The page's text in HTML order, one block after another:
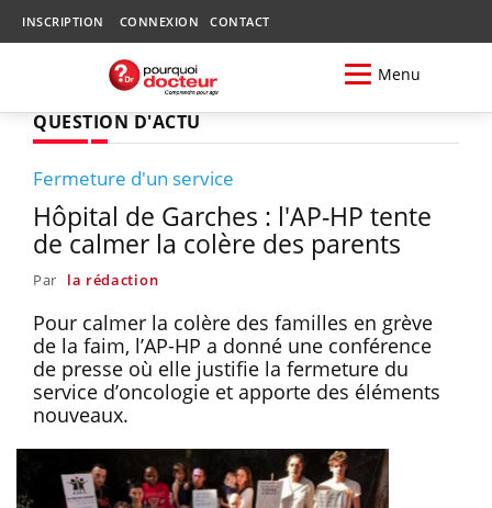
INSCRIPTION CONNEXION CONTACT
Menu
QUESTION D'ACTU
Fermeture d'un service
Hôpital de Garches : l'AP-HP tente
de calmer la colère des parents
Par la rédaction
Pour calmer la colère des familles en grève
de la faim, l’AP-HP a donné une conférence
de presse où elle justifie la fermeture du
service d’oncologie et apporte des éléments
nouveaux.